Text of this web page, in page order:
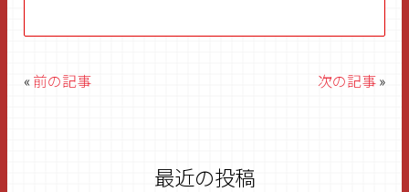
«前の記事 次の記事»
最近の投稿